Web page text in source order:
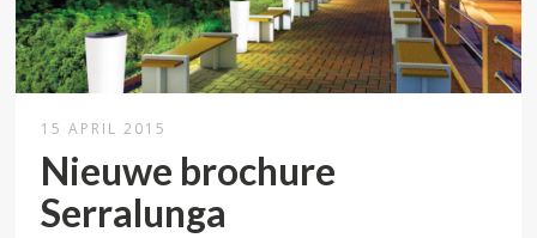
15 APRIL 2015
Nieuwe brochure
Serralunga